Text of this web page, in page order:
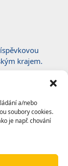
a/nebo
soubory cookies.
je např. chování
krajem.